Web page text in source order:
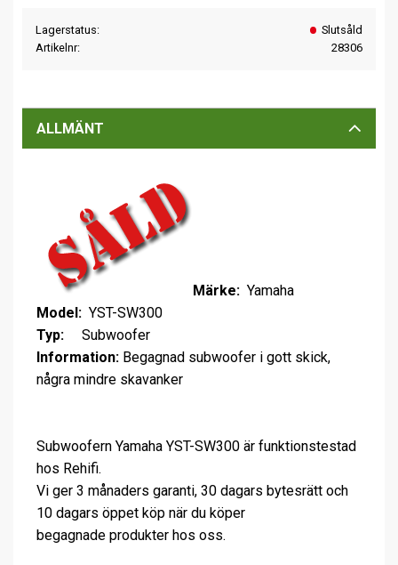
Lagerstatus
Slutsåld
Artikelnr
28306
ALLMÄNT
Märke: Yamaha
Model: YST-SW300
Typ:
Subwoofer
Information: Begagnad subwoofer i gott skick,
några mindre skavanker
Subwoofern Yamaha YST-SW300 är funktionstestad
hos Rehifi.
Vi ger 3 månaders garanti, 30 dagars bytesrätt och
10 dagars öppet köp när du köper
begagnade produkter hos oss.